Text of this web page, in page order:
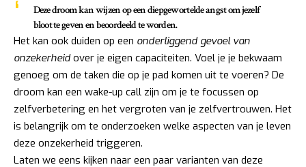
Deze droom kan wijzen op een diepgewortelde angst om jezelf
bloot te geven en beoordeeld te worden.
Het kan ook duiden op een onderliggend gevoel van
onzekerheidover je eigen capaciteiten. Voel je je bekwaam
genoeg om de taken die op je pad komen uit te voeren? De
droom kan een wake-up call zijn om je te focussen op
zelfverbetering en het vergroten van je zelfvertrouwen. Het
is belangrijk om te onderzoeken welke aspecten van je leven
deze onzekerheid triggeren.
Laten we eens kijken naar een paar varianten van deze